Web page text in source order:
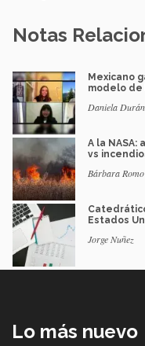
Notas
Mexicano
modelo de
Daniela
A la NASA:
vs
Bárbara Romo
Estados
Jorge Nuñez
Lo más nuevo